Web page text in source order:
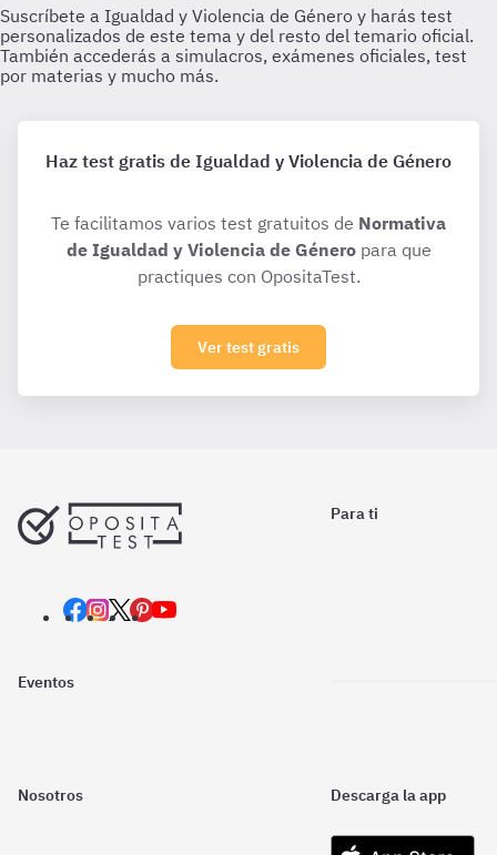
Haz test gratis de Igualdad y Violencia de Género
Te facilitamos varios test gratuitos de Normativa
de Igualdad y Violencia de Géneropara que
practiques con OpositaTest.
Ver test gratis
Para ti
Eventos
Nosotros Descarga la app